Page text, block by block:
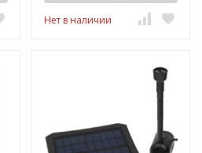
Нет в наличии